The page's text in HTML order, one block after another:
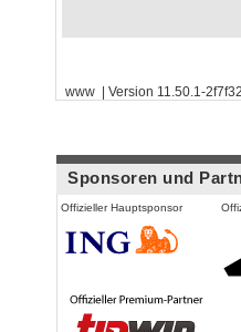
www | Version 11.50.1-
Sponsoren und
Offizieller Hauptsponsor